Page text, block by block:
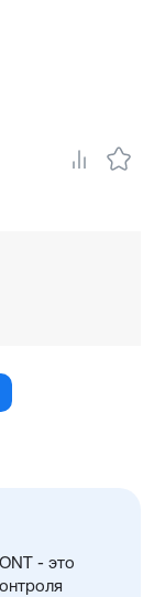
- это